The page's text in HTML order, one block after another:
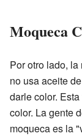
Moqueca
Por otro lado,
no usa aceite
darle color.
color. La gente
moqueca es la